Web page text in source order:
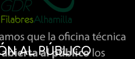
AL PÚBLICO